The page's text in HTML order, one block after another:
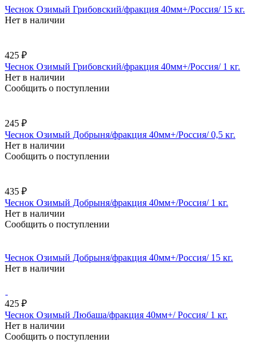
Чеснок Озимый Грибовский/фракция 40мм+/Россия/ 15 кг.
Нет в наличии
425 ₽
Чеснок Озимый Грибовский/фракция 40мм+/Россия/ 1 кг.
Нет в наличии
Сообщить о поступлении
245 ₽
Чеснок Озимый Добрыня/фракция 40мм+/Россия/ 0,5 кг.
Нет в наличии
Сообщить о поступлении
435 ₽
Чеснок Озимый Добрыня/фракция 40мм+/Россия/ 1 кг.
Нет в наличии
Сообщить о поступлении
Чеснок Озимый Добрыня/фракция 40мм+/Россия/ 15 кг.
Нет в наличии
425 ₽
Чеснок Озимый Любаша/фракция 40мм+/ Россия/ 1 кг.
Нет в наличии
Сообщить о поступлении